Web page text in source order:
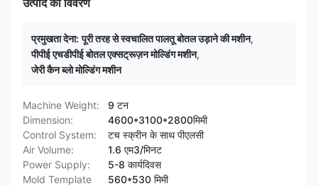
उत्पाद का विवरण
प्रमुखता देना: पूरी तरह से स्वचालित पालतू बोतल उड़ाने की मशीन,
पीपीई एचडीपीई बोतल एक्सट्रूज़न मोल्डिंग मशीन,
जेरी कैन ब्लो मोल्डिंग मशीन
Machine Weight:
9 टन
Dimension:
4600*3100*2800मिमी
Control System:
टच स्क्रीन के साथ पीएलसी
Air Volume:
1.6 एम3/मिनट
Power Supply:
5-8 कार्यदिवस
Mold Template
560*530 मिमी